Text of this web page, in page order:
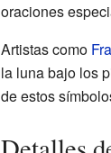
oraciones
Artistas como
la luna bajo los
de estos